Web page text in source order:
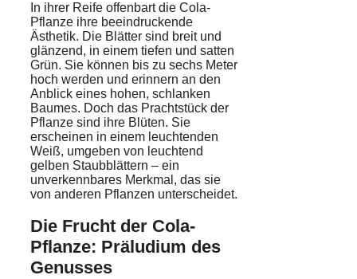
In ihrer Reife offenbart die Cola-
Pflanze ihre beeindruckende
Ästhetik. Die Blätter sind breit und
glänzend, in einem tiefen und satten
Grün. Sie können bis zu sechs Meter
hoch werden und erinnern an den
Anblick eines hohen, schlanken
Baumes. Doch das Prachtstück der
Pflanze sind ihre Blüten. Sie
erscheinen in einem leuchtenden
Weiß, umgeben von leuchtend
gelben Staubblättern – ein
unverkennbares Merkmal, das sie
von anderen Pflanzen unterscheidet.
Die Frucht der Cola-
Pflanze: Präludium des
Genusses